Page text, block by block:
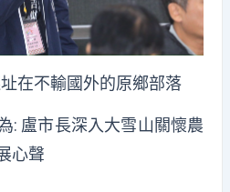
在不輸國外的原鄉部落
: 盧市長深入大雪山關懷農
心聲